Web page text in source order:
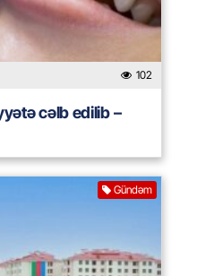
102
cəlb edilib –
Gündəm